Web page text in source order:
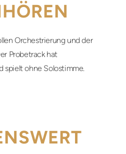
Orchestrierung und der
Probetrack hat
spielt ohne Solostimme.